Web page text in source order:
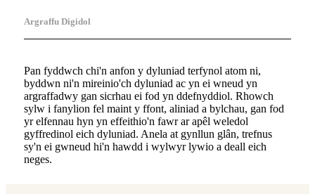
Argraffu Digidol
Pan fyddwch chi'n anfon y dyluniad terfynol atom ni,
byddwn ni'n mireinio'ch dyluniad ac yn ei wneud yn
argraffadwy gan sicrhau ei fod yn ddefnyddiol. Rhowch
sylw i fanylion fel maint y ffont, aliniad a bylchau, gan fod
yr elfennau hyn yn effeithio'n fawr ar apêl weledol
gyffredinol eich dyluniad. Anela at gynllun glân, trefnus
sy'n ei gwneud hi'n hawdd i wylwyr lywio a deall eich
neges.